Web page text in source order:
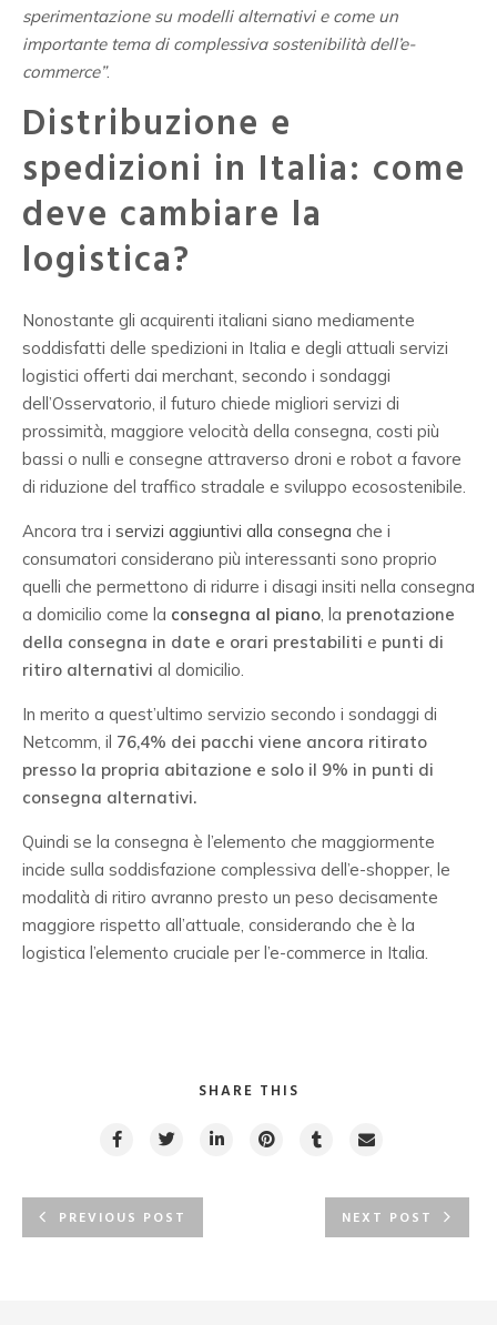
sperimentazione su modelli alternativi e come un
importante tema di complessiva sostenibilità dell’e-
commerce”.
Distribuzione e
spedizioni in Italia: come
deve cambiare la
logistica?
Nonostante gli acquirenti italiani siano mediamente
soddisfatti delle spedizioni in Italia e degli attuali servizi
logistici offerti dai merchant, secondo i sondaggi
dell’Osservatorio, il futuro chiede migliori servizi di
prossimità, maggiore velocità della consegna, costi più
bassi o nulli e consegne attraverso droni e robot a favore
di riduzione del traffico stradale e sviluppo ecosostenibile.
Ancora tra i servizi aggiuntivi alla consegna che i
consumatori considerano più interessanti sono proprio
quelli che permettono di ridurre i disagi insiti nella consegna
a domicilio come la consegna al piano, la prenotazione
della consegna in date e orari prestabiliti e punti di
ritiro alternativi al domicilio.
In merito a quest’ultimo servizio secondo i sondaggi di
Netcomm, il 76,4% dei pacchi viene ancora ritirato
presso la propria abitazione e solo il 9% in punti di
consegna alternativi.
Quindi se la consegna è l’elemento che maggiormente
incide sulla soddisfazione complessiva dell’e-shopper, le
modalità di ritiro avranno presto un peso decisamente
maggiore rispetto all’attuale, considerando che è la
logistica l’elemento cruciale per l’e-commerce in Italia.
SHARE THIS
PREVIOUS POST NEXT POST